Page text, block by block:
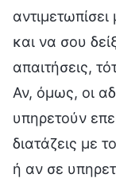
και να σου
απαιτήσεις,
Αν, όμως, οι
υπηρετούν
διατάζεις με
ή αν σε